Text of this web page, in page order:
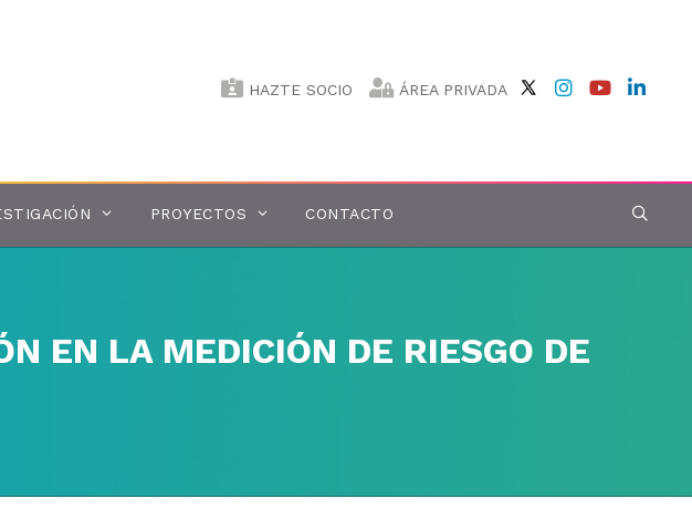
HAZTE SOCIO ÁREA PRIVADA
PROYECTOS CONTACTO
EN LA MEDICIÓN DE RIESGO DE